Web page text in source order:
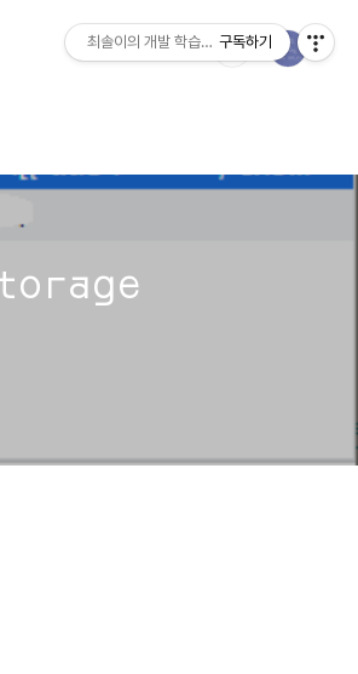
최솔이의 개발 학습일지구독하기